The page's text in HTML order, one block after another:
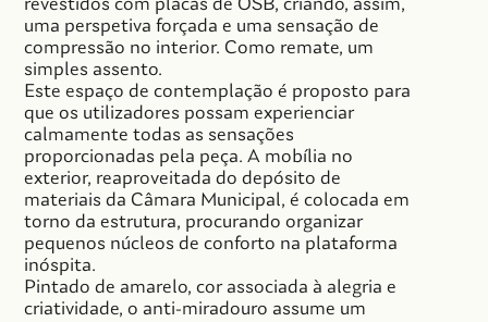
uma perspetiva forçada e uma sensação de
compressão no interior. Como remate, um
simples assento.
Este espaço de contemplação é proposto para
que os utilizadores possam experienciar
calmamente todas as sensações
proporcionadas pela peça. A mobília no
exterior, reaproveitada do depósito de
materiais da Câmara Municipal, é colocada em
torno da estrutura, procurando organizar
pequenos núcleos de conforto na plataforma
inóspita.
Pintado de amarelo, cor associada à alegria e
criatividade, o anti-miradouro assume um